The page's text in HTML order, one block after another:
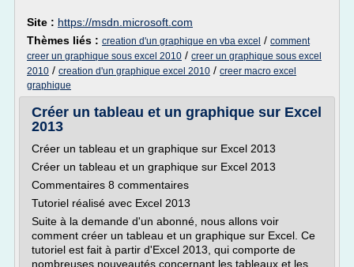
Site : https://msdn.microsoft.com
Thèmes liés : creation d'un graphique en vba excel / comment
creer un graphique sous excel 2010 / creer un graphique sous excel
2010 / creation d'un graphique excel 2010 / creer macro excel
graphique
Créer un tableau et un graphique sur Excel
2013
Créer un tableau et un graphique sur Excel 2013
Créer un tableau et un graphique sur Excel 2013
Commentaires 8 commentaires
Tutoriel réalisé avec Excel 2013
Suite à la demande d'un abonné, nous allons voir
comment créer un tableau et un graphique sur Excel. Ce
tutoriel est fait à partir d'Excel 2013, qui comporte de
nombreuses nouveautés concernant les tableaux et les